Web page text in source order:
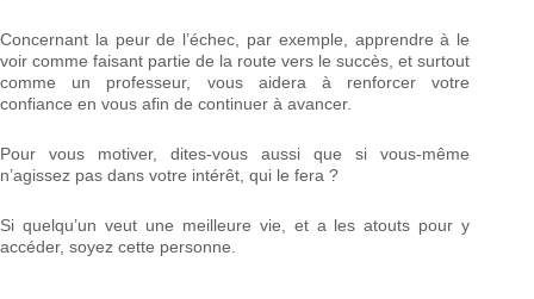
Concernant la peur de l’échec, par exemple, apprendre à le
voir comme faisant partie de la route vers le succès, et surtout
comme un professeur, vous aidera à renforcer votre
confiance en vous afin de continuer à avancer.
Pour vous motiver, dites-vous aussi que si vous-même
n’agissez pas dans votre intérêt, qui le fera ?
Si quelqu’un veut une meilleure vie, et a les atouts pour y
accéder, soyez cette personne.